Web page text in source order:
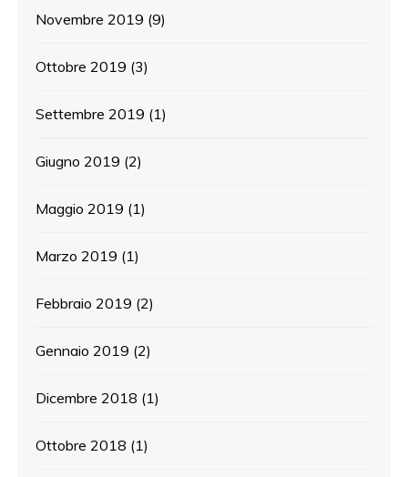
Novembre 2019 (9)
Ottobre 2019 (3)
Settembre 2019 (1)
Giugno 2019 (2)
Maggio 2019 (1)
Marzo 2019 (1)
Febbraio 2019 (2)
Gennaio 2019 (2)
Dicembre 2018 (1)
Ottobre 2018 (1)